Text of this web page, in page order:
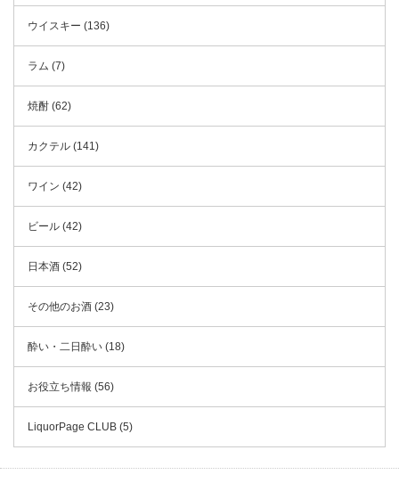
ウイスキー (136)
ラム (7)
焼酎 (62)
カクテル (141)
ワイン (42)
ビール (42)
日本酒 (52)
その他のお酒 (23)
酔い・二日酔い (18)
お役立ち情報 (56)
LiquorPage CLUB (5)